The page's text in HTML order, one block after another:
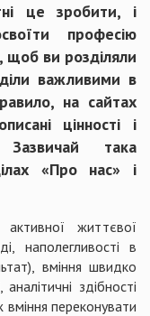
це зробити, і
професію
щоб ви розділяли
важливими в
на сайтах
цінності і
Зазвичай така
«Про нас» і
життєвої
наполегливості в
вміння швидко
здібності
вміння переконувати